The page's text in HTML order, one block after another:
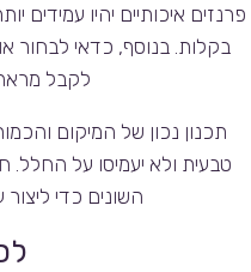
פרנזים איכותיים יהיו עמידים
בקלות. בנוסף, כדאי לבחור
לקבל
תכנון נכון של המיקום
טבעית ולא יעמיסו על החלל.
השונים כדי ליצור